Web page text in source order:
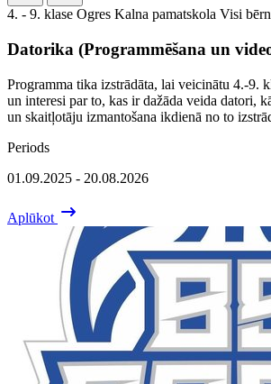
4. - 9. klase Ogres Kalna pamatskola Visi
Datorika (Programmēšana un
Programma tika izstrādāta, lai veicinātu 4.-9.
un interesi par to, kas ir dažāda veida datori,
un skaitļotāju izmantošana ikdienā no to
Periods
01.09.2025 - 20.08.2026
Aplūkot